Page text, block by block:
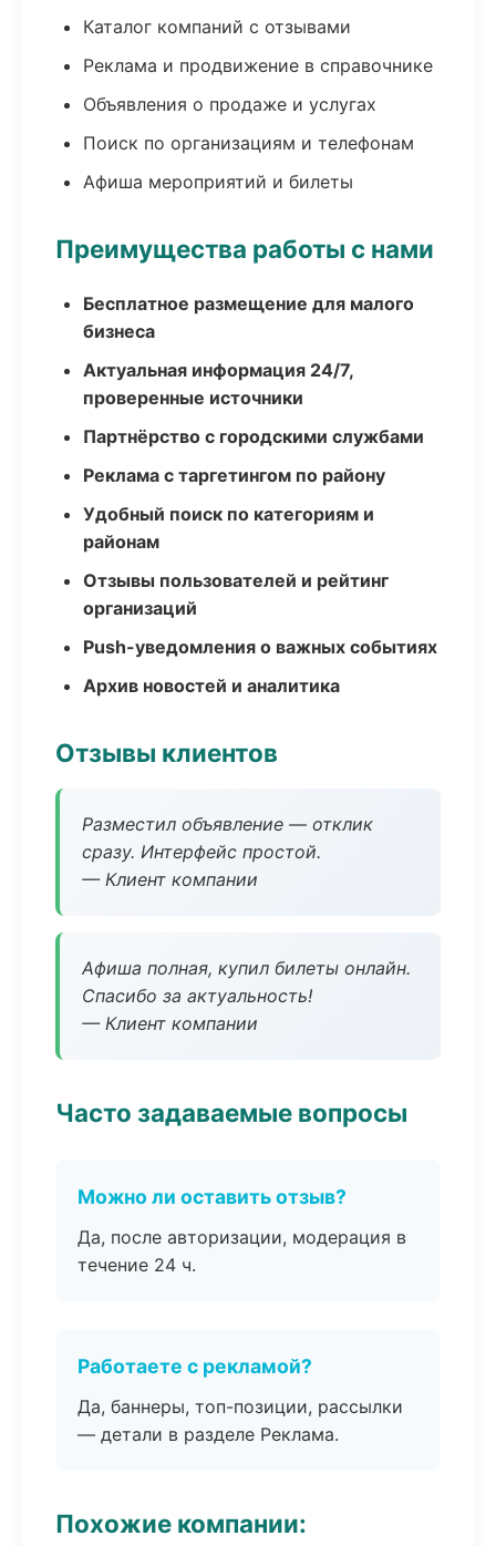
Каталог компаний с отзывами
Реклама и продвижение в справочнике
Объявления о продаже и услугах
Поиск по организациям и телефонам
Афиша мероприятий и билеты
Преимущества работы с нами
Бесплатное размещение для малого
бизнеса
Актуальная информация 24/7,
проверенные источники
Партнёрство с городскими службами
Реклама с таргетингом по району
Удобный поиск по категориям и
районам
Отзывы пользователей и рейтинг
организаций
Push-уведомления о важных событиях
Архив новостей и аналитика
Отзывы клиентов
Разместил объявление — отклик
сразу. Интерфейс простой.
— Клиент компании
Афиша полная, купил билеты онлайн.
Спасибо за актуальность!
— Клиент компании
Часто задаваемые вопросы
Можно ли оставить отзыв?
Да, после авторизации, модерация в
течение 24 ч.
Работаете с рекламой?
Да, баннеры, топ-позиции, рассылки
— детали в разделе Реклама.
Похожие компании: